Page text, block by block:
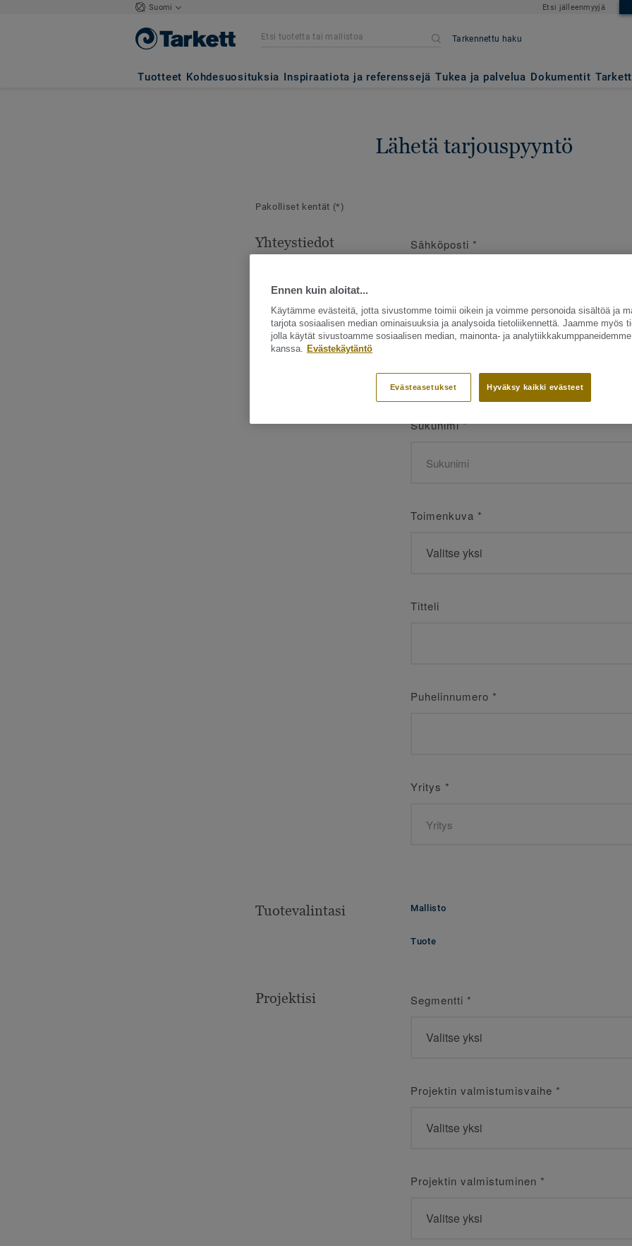
Suomi Etsi jälleenmyyjä
Tarkennettu haku
Tuotteet Kohdesuosituksia Inspiraatiota ja referenssejä Tukea ja palvelua Dokumentit
Lähetä tarjouspyyntö
Pakolliset kentät (*)
Yhteystiedot Sähköposti *
Etunimi*
Sukunimi*
Toimenkuva *
Titteli
Puhelinnumero *
Yritys *
Tuotevalintasi Mallisto
Tuote
Projektisi Segmentti *
Projektin valmistumisvaihe *
Projektin valmistuminen *
Ennen kuin aloitat...
Käytämme evästeitä, jotta sivustomme toimii oikein ja voimme personoida sisältöä ja
tarjota sosiaalisen median ominaisuuksia ja analysoida tietoliikennettä. Jaamme myös
jolla käytät sivustoamme sosiaalisen median, mainonta- ja analytiikkakumppaneidemme
kanssa. Evästekäytäntö
Hyväksy kaikki evästeet
Evästeasetukset